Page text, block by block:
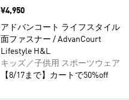
価格
¥4,950
アドバンコート ライフスタイル
面ファスナー / AdvanCourt
Lifestyle H&L
キッズ／子供用 スポーツウェア
【8/17まで】カートで50%off